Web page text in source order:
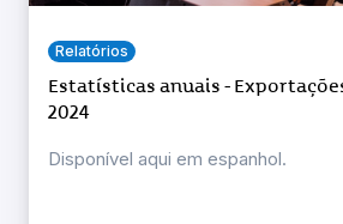
Relatórios
Estatísticas anuais -
2024
Disponível aqui em espanhol.